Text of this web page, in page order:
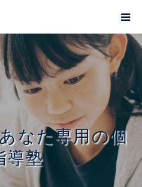
なた専用の個
導塾